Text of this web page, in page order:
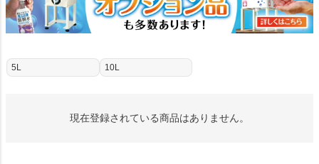
5L 10L
現在登録されている商品はありません。